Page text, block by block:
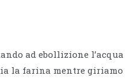
ad ebollizione l’acqua
la farina mentre giriamo